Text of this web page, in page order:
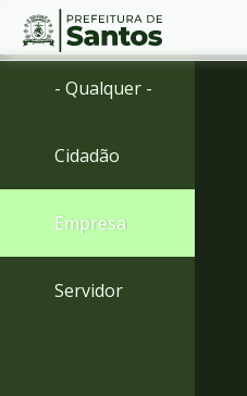
Ir
Ir
menu
Conteúdo
- Qualquer -
Cidadão
Empresa
Servidor